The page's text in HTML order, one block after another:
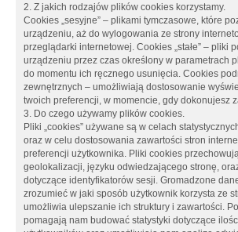
2. Z jakich rodzajów plików cookies korzystamy.
Cookies „sesyjne” – plikami tymczasowe, które
urządzeniu, aż do wylogowania ze strony
przeglądarki internetowej. Cookies „stałe” – pliki
urządzeniu przez czas określony w parametrach
do momentu ich ręcznego usunięcia. Cookies
zewnętrznych – umożliwiają dostosowanie
twoich preferencji, w momencie, gdy dokonujesz
3. Do czego używamy plików cookies.
Pliki „cookies” używane są w celach
oraz w celu dostosowania zawartości stron
preferencji użytkownika. Pliki cookies
geolokalizacji, języku odwiedzającego stronę,
dotyczące identyfikatorów sesji. Gromadzone
zrozumieć w jaki sposób użytkownik korzysta ze
umożliwia ulepszanie ich struktury i zawartości.
pomagają nam budować statystyki dotyczące